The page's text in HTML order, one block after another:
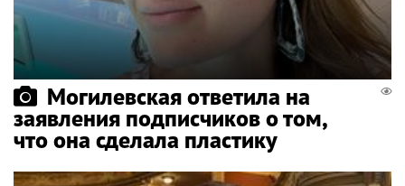
Могилевская ответила на
заявления подписчиков о том,
что она сделала пластику